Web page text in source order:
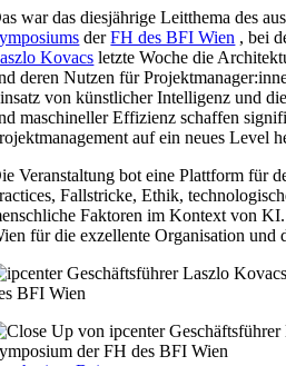
war das diesjährige Leitthema des
derFH des BFI Wien , bei
Kovacs letzte Woche die
deren Nutzen für
von künstlicher Intelligenz und
maschineller Effizienz schaffen
auf ein neues Level
Veranstaltung bot eine Plattform für
Fallstricke, Ethik,
Faktoren im Kontext von
für die exzellente Organisation und